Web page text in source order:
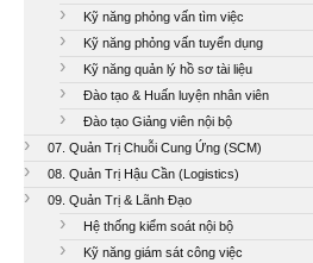
Kỹ năng phỏng vấn tìm việc
Kỹ năng phỏng vấn tuyển dụng
Kỹ năng quản lý hồ sơ tài liệu
Đào tạo & Huấn luyện nhân viên
Đào tạo Giảng viên nội bộ
07. Quản Trị Chuỗi Cung Ứng (SCM)
08. Quản Trị Hậu Cần (Logistics)
09. Quản Trị & Lãnh Đạo
Hệ thống kiểm soát nội bộ
Kỹ năng giám sát công việc